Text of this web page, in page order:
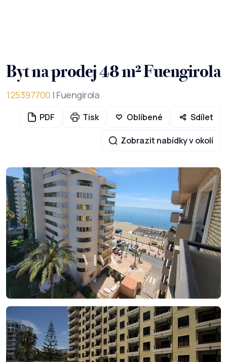
Byt na prodej 48 m² Fuengirola
125397700 | Fuengirola
PDF Tisk Oblíbené Sdílet
Zobrazit nabídky v okolí